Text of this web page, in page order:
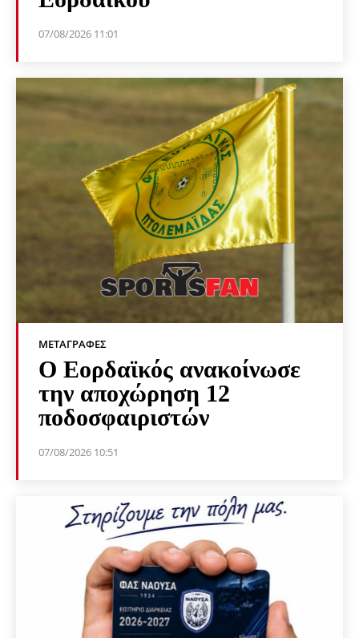
07/08/2026 11:01
ΜΕΤΑΓΡΑΦΈΣ
Ο Εορδαϊκός ανακοίνωσε
την αποχώρηση 12
ποδοσφαιριστών
07/08/2026 10:51